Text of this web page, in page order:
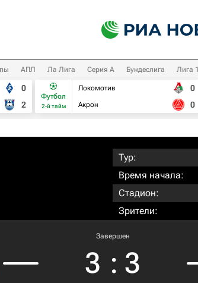
АПЛ Ла Лига Серия А Бундеслига Лига 1
0
2
Футбол
2-й тайм
Локомотив
Акрон
0
0
Тур:
Время начала:
Стадион:
Зрители:
Завершен
3 : 3